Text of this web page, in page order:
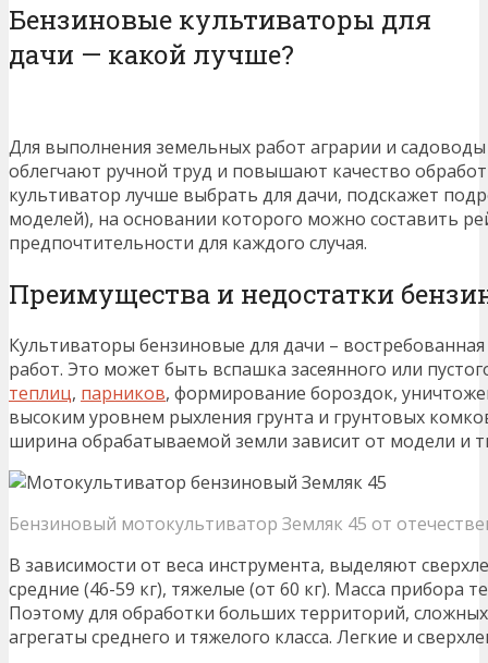
Бензиновые культиваторы для
дачи — какой лучше?
Для выполнения земельных работ аграрии и
облегчают ручной труд и повышают качество
культиватор лучше выбрать для дачи, подскажет
моделей), на основании которого можно составить
предпочтительности для каждого случая.
Преимущества и недостатки
Культиваторы бензиновые для дачи –
работ. Это может быть вспашка засеянного или
теплиц, парников, формирование бороздок,
высоким уровнем рыхления грунта и грунтовых
ширина обрабатываемой земли зависит от модели и
Бензиновый мотокультиватор Земляк 45 от
В зависимости от веса инструмента, выделяют
средние (46-59 кг), тяжелые (от 60 кг). Масса прибора
Поэтому для обработки больших территорий,
агрегаты среднего и тяжелого класса. Легкие и